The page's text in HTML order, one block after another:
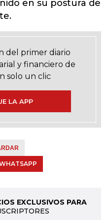
en su postura de
del primer diario
y financiero de
solo un clic
LA APP
EXCLUSIVOS PARA